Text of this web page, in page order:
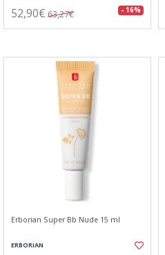
52,90€ 63,27€ - 16%
Erborian Super Bb Nude 15 ml
ERBORIAN